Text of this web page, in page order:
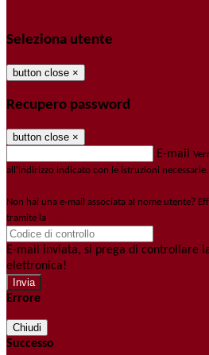
Seleziona utente
button close ×
Recupero password
button close ×
E-mail
all'indirizzo indicato con le istruzioni necessarie.
Non hai una e-mail associata al nome utente?
tramite la
E-mail inviata, si prega di controllare
elettronica!
Errore
Chiudi
Successo